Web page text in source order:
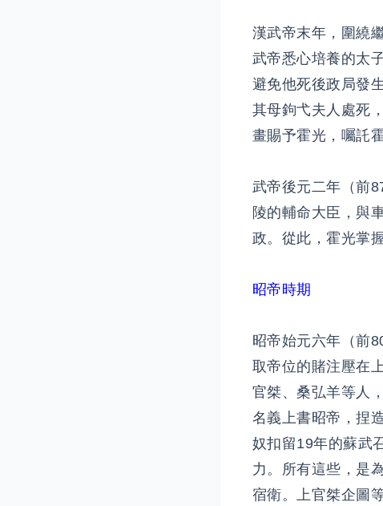
漢武帝末年，圍繞
武帝悉心培養的太
避免他死後政局發
其母鉤弋夫人處死
畫賜予霍光，囑託
武帝後元二年（前
陵的輔命大臣，與
政。從此，霍光掌
昭帝時期
昭帝始元六年（前
取帝位的賭注壓在
官桀、桑弘羊等人
名義上書昭帝，捏
奴扣留19年的蘇武
力。所有這些，是
宿衛。上官桀企圖